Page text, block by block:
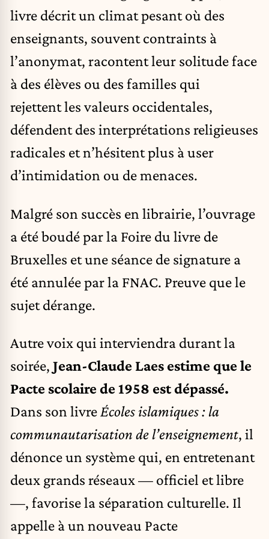
livre décrit un climat pesant où des
enseignants, souvent contraints à
l’anonymat, racontent leur solitude face
à des élèves ou des familles qui
rejettent les valeurs occidentales,
défendent des interprétations religieuses
radicales et n’hésitent plus à user
d’intimidation ou de menaces.
Malgré son succès en librairie, l’ouvrage
a été boudé par la Foire du livre de
Bruxelles et une séance de signature a
été annulée par la FNAC. Preuve que le
sujet dérange.
Autre voix qui interviendra durant la
soirée, Jean-Claude Laes estime que le
Pacte scolaire de 1958 est dépassé.
Dans son livre Écoles islamiques : la
communautarisation de l’enseignement, il
dénonce un système qui, en entretenant
deux grands réseaux — officiel et libre
—, favorise la séparation culturelle. Il
appelle à un nouveau Pacte